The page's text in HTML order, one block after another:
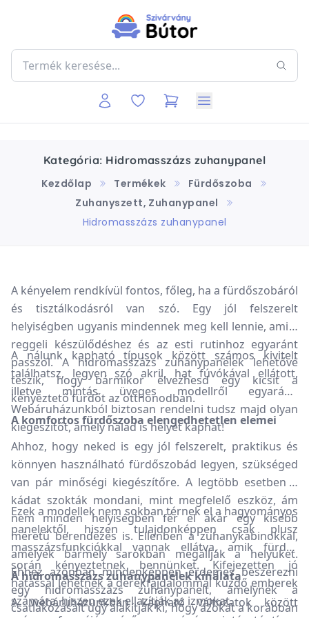
Kategória: Hidromasszázs zuhanypanel
Kezdőlap
Termékek
Fürdőszoba
Zuhanyszett, Zuhanypanel
Hidromasszázs zuhanypanel
A kényelem rendkívül fontos, főleg, ha a fürdőszobáról
és tisztálkodásról van szó. Egy jól felszerelt
helyiségben ugyanis mindennek meg kell lennie, ami a
reggeli készülődéshez és az esti rutinhoz egyaránt
passzol. A hidromasszázs zuhanypanelek lehetővé
teszik, hogy bármikor élvezhesd egy kicsit a
kényeztető fürdőt az otthonodban.
A nálunk kapható típusok között számos kivitelt
találhatsz, legyen szó akril, hat fúvókával ellátott,
illetve mintás üveges modellről egyaránt.
Webáruházunkból biztosan rendelni tudsz majd olyan
kiegészítőt, amely nálad is helyet kaphat!
A komfortos fürdőszoba elengedhetetlen elemei
Ahhoz, hogy neked is egy jól felszerelt, praktikus és
könnyen használható fürdőszobád legyen, szükséged
van pár minőségi kiegészítőre. A legtöbb esetben a
kádat szokták mondani, mint megfelelő eszköz, ám
nem minden helyiségben fér el akár egy kisebb
méretű berendezés is. Ellenben a zuhanykabinokkal,
amelyek bármely sarokban megállják a helyüket.
Ehhez azonban mindenképpen érdemes beszerezni
egy hidromasszázs zuhanypanelt, amelynek a
csatlakozásait úgy alakítják ki, hogy azokat a korábban
Ezek a modellek nem sokban térnek el a hagyományos
panelektől, hiszen tulajdonképpen csak plusz
masszázsfunkciókkal vannak ellátva, amik fürdés
során kényeztetnek bennünket. Kifejezetten jó
hatással lehetnek a derékfájdalommal küzdő emberek
számára, hiszen ezek ellazítják az izmokat.
A hidromasszázs zuhanypanelek kínálata
A webáruházunkban kapható változatok között